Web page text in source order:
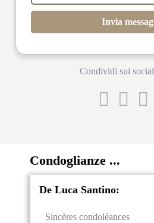
Invia
Condividi sui
Condoglianze ...
De Luca Santino:
Sincères condoléances